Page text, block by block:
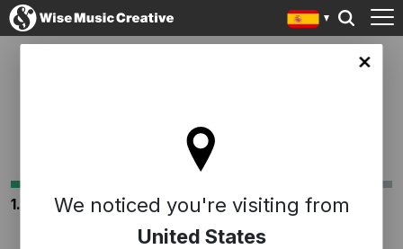
We noticed you're visiting from
United States
1. Sobre tí
2 . Sobre la
producción
3. Sobre la